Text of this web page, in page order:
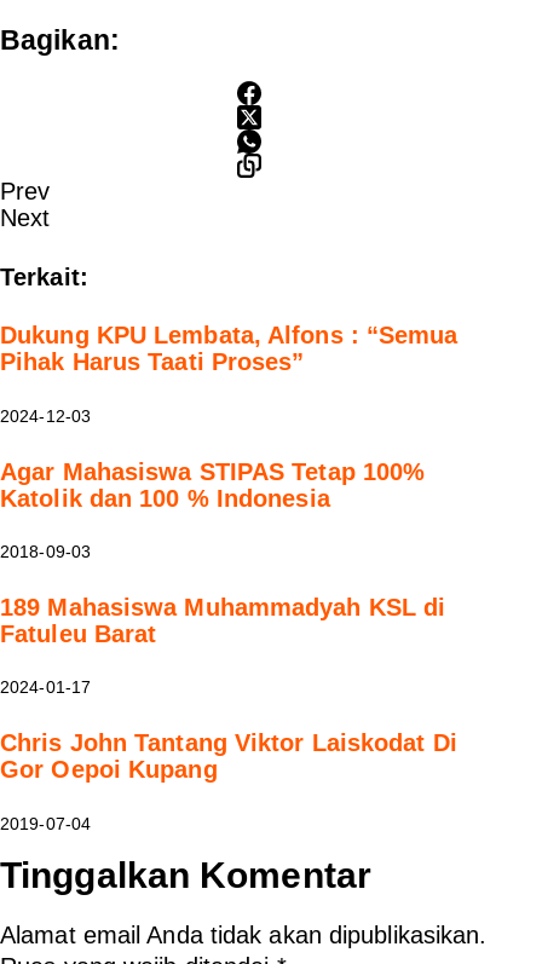
Bagikan:
Prev
Next
Terkait:
Dukung KPU Lembata, Alfons : “Semua
Pihak Harus Taati Proses”
2024-12-03
Agar Mahasiswa STIPAS Tetap 100%
Katolik dan 100 % Indonesia
2018-09-03
189 Mahasiswa Muhammadyah KSL di
Fatuleu Barat
2024-01-17
Chris John Tantang Viktor Laiskodat Di
Gor Oepoi Kupang
2019-07-04
Tinggalkan Komentar
Alamat email Anda tidak akan dipublikasikan.